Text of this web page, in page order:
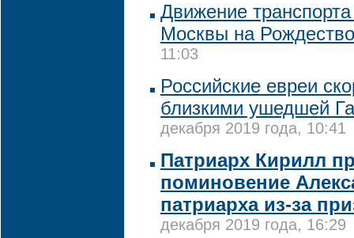
Движение
Москвы на Рождество
11:03
Российские евреи
близкими ушедшей
декабря 2019 года, 10:41
Патриарх Кирилл
поминовение
патриарха из-за
декабря 2019 года, 16:29